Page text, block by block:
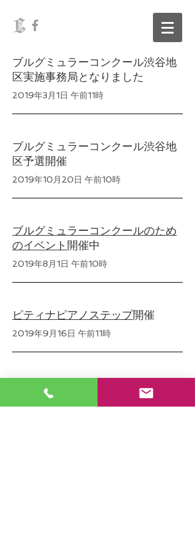
ブルグミュラーコンクール渋谷地
区実施事務局となりました
2019年3月1日 午前11時
ブルグミュラーコンクール渋谷地
区予選開催
2019年10月20日 午前10時
ブルグミュラーコンクールのため
のイベント 開催中
2019年8月1日 午前10時
ピティナピアノステップ開催
2019年9月16日 午前11時
​季刊誌『ビタミンママ』に掲載さ
れました